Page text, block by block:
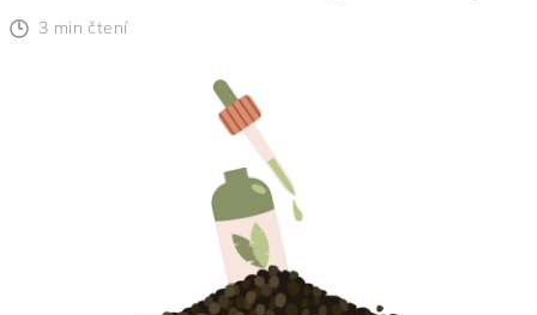
3 min čtení